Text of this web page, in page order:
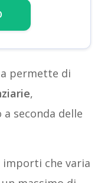
permette di
,
seconda delle
importi che varia